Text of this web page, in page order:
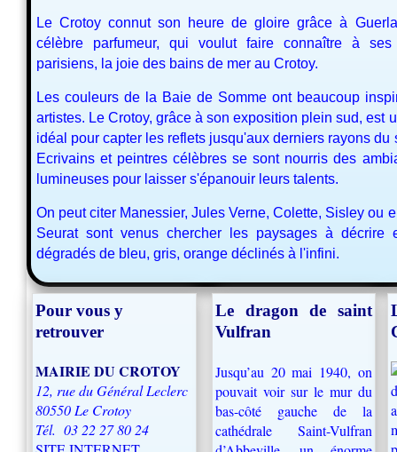
Le Crotoy connut son heure de gloire grâce à
célèbre parfumeur, qui voulut faire connaître à ses
parisiens, la joie des bains de mer au Crotoy.
Les couleurs de la Baie de Somme ont beaucoup
artistes. Le Crotoy, grâce à son exposition plein sud, est
idéal pour capter les reflets jusqu'aux derniers rayons du
Ecrivains et peintres célèbres se sont nourris des
lumineuses pour laisser s'épanouir leurs talents.
On peut citer Manessier, Jules Verne, Colette, Sisley ou
Seurat sont venus chercher les paysages à décrire
dégradés de bleu, gris, orange déclinés à l'infini.
Pour vous y
retrouver
MAIRIE DU CROTOY
12, rue du Général Leclerc
80550 Le Crotoy
Tél. 03 22 27 80 24
Le dragon de saint
Vulfran
Jusqu’au 20 mai 1940, on
pouvait voir sur le mur du
bas-côté gauche de la
cathédrale Saint-Vulfran